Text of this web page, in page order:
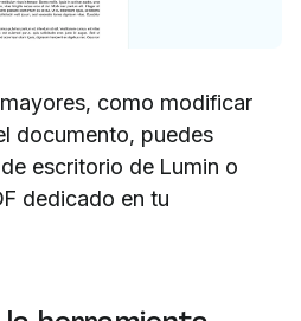
como modificar
documento, puedes
escritorio de Lumin o
dedicado en tu